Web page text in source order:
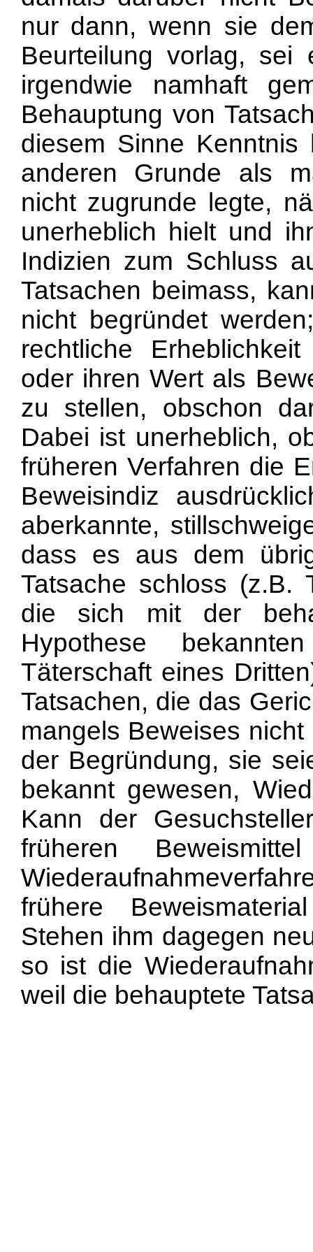
nur dann, wenn sie
Beurteilung vorlag,
irgendwie namhaft
Behauptung von
diesem Sinne
anderen Grunde als
nicht zugrunde legte,
unerheblich hielt und
Indizien zum Schluss
Tatsachen beimass,
nicht begründet
rechtliche
oder ihren Wert als
zu stellen, obschon
Dabei ist unerheblich,
früheren Verfahren die
Beweisindiz
aberkannte,
dass es aus dem
Tatsache schloss (z.B.
die sich mit der
Hypothese
Täterschaft eines
Tatsachen, die das
mangels Beweises
der Begründung, sie
bekannt gewesen,
Kann der
früheren
frühere
Stehen ihm dagegen
so ist die
weil die behauptete